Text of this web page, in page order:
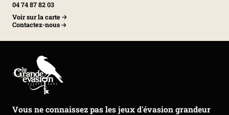
04 74 87 82 03
Voir sur la carte
Contactez-nous
Vous ne connaissez pas les jeux d'évasion grandeur